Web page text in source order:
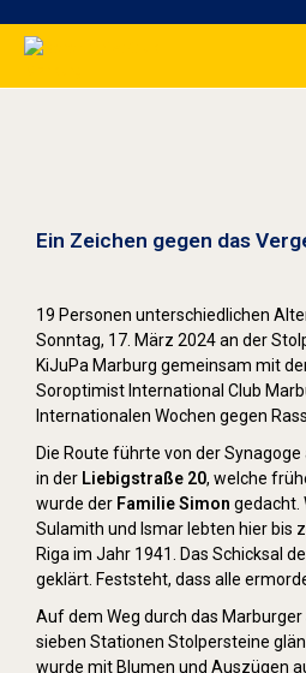
Ein Zeichen gegen das
19 Personen unterschiedlichen
Sonntag, 17. März 2024 an der
KiJuPa Marburg gemeinsam mit
Soroptimist International Club
Internationalen Wochen gegen
Die Route führte von der
in der Liebigstraße 20, welche
wurde der Familie Simon gedacht.
Sulamith und Ismar lebten hier bis
Riga im Jahr 1941. Das Schicksal
geklärt. Feststeht, dass alle
Auf dem Weg durch das
sieben Stationen Stolpersteine
wurde mit Blumen und Auszügen